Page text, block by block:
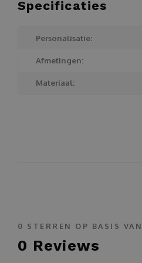
Specificaties
Personalisatie:
Afmetingen:
Materiaal:
0 STERREN OP BASIS VAN
0 Reviews